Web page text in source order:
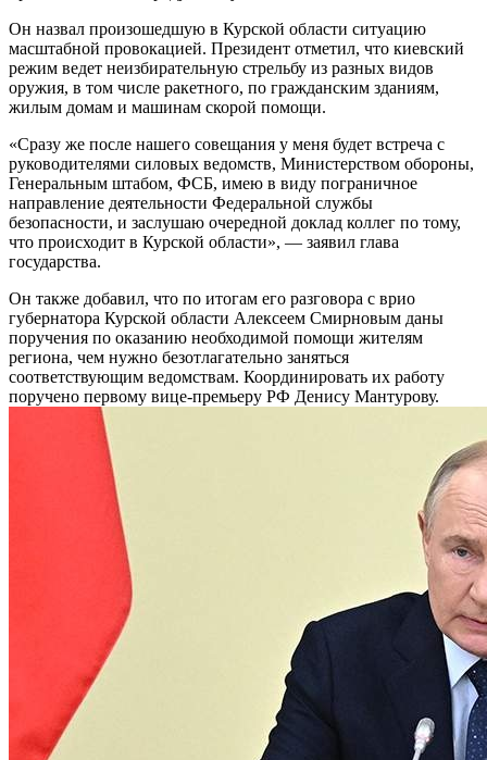
Он назвал произошедшую в Курской области ситуацию
масштабной провокацией. Президент отметил, что киевский
режим ведет неизбирательную стрельбу из разных видов
оружия, в том числе ракетного, по гражданским зданиям,
жилым домам и машинам скорой помощи.
«Сразу же после нашего совещания у меня будет встреча с
руководителями силовых ведомств, Министерством обороны,
Генеральным штабом, ФСБ, имею в виду пограничное
направление деятельности Федеральной службы
безопасности, и заслушаю очередной доклад коллег по тому,
что происходит в Курской области», — заявил глава
государства.
Он также добавил, что по итогам его разговора с врио
губернатора Курской области Алексеем Смирновым даны
поручения по оказанию необходимой помощи жителям
региона, чем нужно безотлагательно заняться
соответствующим ведомствам. Координировать их работу
поручено первому вице-премьеру РФ Денису Мантурову.